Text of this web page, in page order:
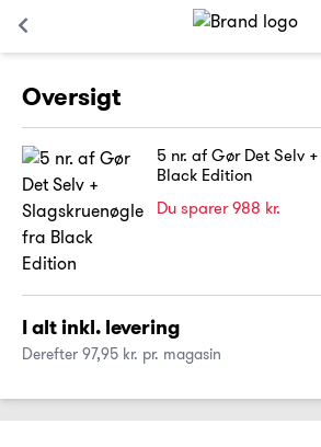
Oversigt
5 nr. af Gør Det Selv
Black Edition
Du sparer 988 kr.
I alt inkl. levering
Derefter 97,95 kr. pr. magasin